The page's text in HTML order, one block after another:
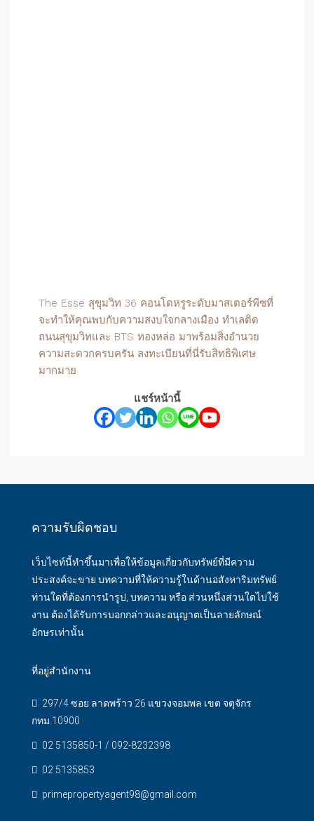
The Esse สุขุมวิท 36 คอนโดหรูระดับมาสเตอร์พีซที่
จะทำให้คุณพบกับความสงบใจกลางเมือง ทำเลติด
ถนนสุขุมวิทและ BTS ทองหล่อ มาพร้อมสิ่งอำนวย
ความสะดวกครบครัน ลงทะเบียนที่นี่รับสิทธิพิเศษ
มากมาย
แชร์หน้านี้
ความรับผิดชอบ
เว็บไซท์นี้ทำขึ้นมาเพื่อให้ข้อมูลเกี่ยวกับทรัพย์ที่มีความ
ประสงค์จะขาย บทความที่ให้ความรู้ในด้านอสังหาริมทรัพย์
ท่านใดที่ต้องการนำรูป, บทความ หรือ ส่วนหนึ่งส่วนใดไปใช้
งาน ต้องได้รับการบอกกล่าวและอนุญาตเป็นลายลักษณ์
อักษรเท่านั้น
ที่อยู่สำนักงาน
297/4 ซอย ลาดพร้าว 26 แขวงจอมพล เขต จตุจักร
กทม.10900
02 5135850-1 / 092-8232398
02 5135853
primepropertyagent98@gmail.com